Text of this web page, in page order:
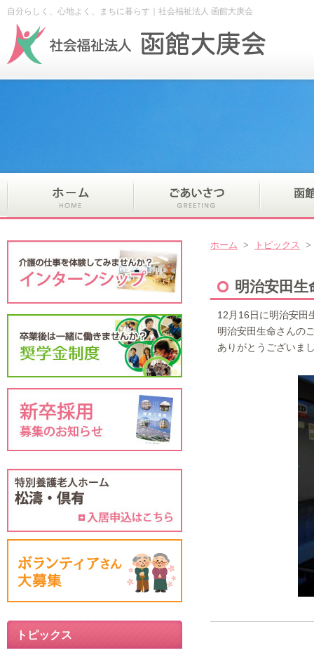
自分らしく、心地よく、まちに暮らす｜社会福祉法人 函館大庚会
ホーム > トピックス
明治安田
12月16日に明治安田
明治安田生命さんの
ありがとうございま
トピックス